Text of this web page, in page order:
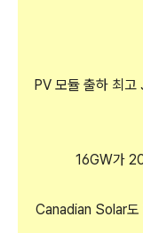
PV 모듈 출하 최
16GW가
Canadian Solar